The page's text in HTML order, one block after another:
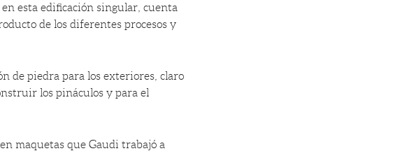
esta edificación singular, cuenta
de los diferentes procesos y
de piedra para los exteriores, claro
los pináculos y para el
maquetas que Gaudi trabajó a